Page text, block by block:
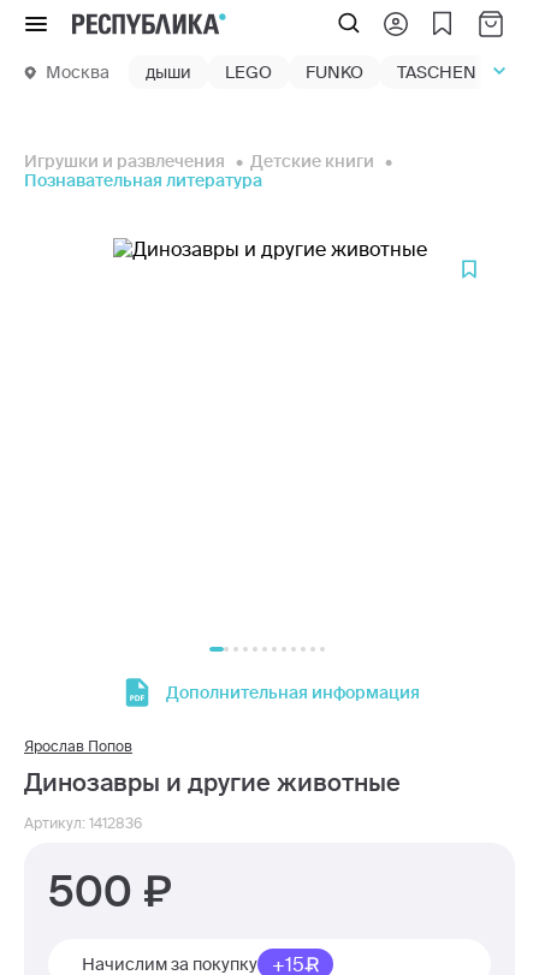
Меню
Москва дыши LEGO FUNKO TASCHEN
Игрушки и развлечения
Детские книги
Познавательная литература
Дополнительная информация
Ярослав Попов
Динозавры и другие животные
Артикул: 1412836
500
Начислим за покупку +15